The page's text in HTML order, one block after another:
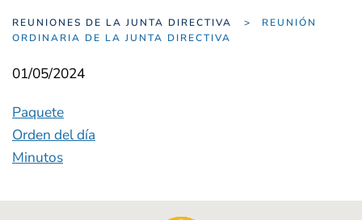
REUNIONES DE LA JUNTA DIRECTIVA
REUNIÓN
ORDINARIA DE LA JUNTA DIRECTIVA
01/05/2024
Paquete
Orden del día
Minutos